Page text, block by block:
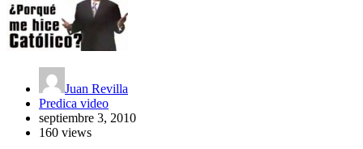
Juan Revilla
Predica video
septiembre 3, 2010
160 views